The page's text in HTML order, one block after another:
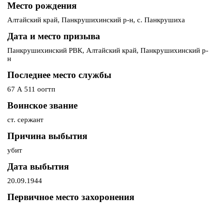
Место рождения
Алтайский край, Панкрушихинский р-н, с. Панкрушиха
Дата и место призыва
Панкрушихинский РВК, Алтайский край, Панкрушихинский р-
н
Последнее место службы
67 А 511 оогтп
Воинское звание
ст. сержант
Причина выбытия
убит
Дата выбытия
20.09.1944
Первичное место захоронения